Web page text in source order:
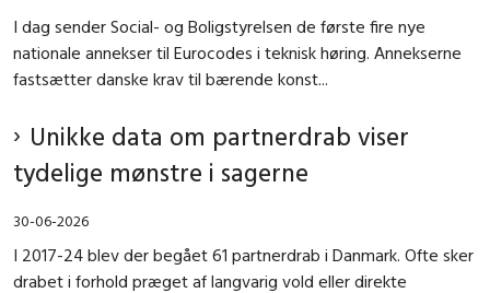
I dag sender Social- og Boligstyrelsen de første fire nye
nationale annekser til Eurocodes i teknisk høring. Annekserne
fastsætter danske krav til bærende konst...
Unikke data om partnerdrab viser
tydelige mønstre i sagerne
30-06-2026
I 2017-24 blev der begået 61 partnerdrab i Danmark. Ofte sker
drabet i forhold præget af langvarig vold eller direkte